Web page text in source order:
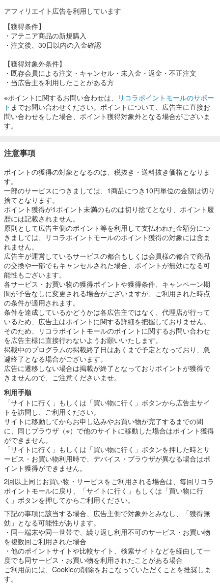
大人肌のくすみ「肌ステイン」の原因
酸素と肌表面のタンパク質が結びつく"酸化"と
余分な糖とタンパク質が結びつく"糖化"に着目し、
メイクを落とすだけでなく「肌ステイン」を分解除去して肌色を明
るくする革新的なクレンジングオイルです。
■スキンクリア クレンズ オイルの特徴
1.日本初配合の原料「ロックローズオイル」の抗酸化力で、肌ステイ
ンの原因"酸化"を浮かして除去
2.珊瑚草オイルのもつ"糖化抑制効果"により"糖化"へアプローチ
2.エイジングケアで注目を集めている「イモーテルオイル」で、肌ス
テインの発生を防ぐ
3.「アルガンオイル」で、毛穴の汚れ・角栓・過剰な皮脂を除去
4.「バオバブオイル」で、水分をキープ。メイク落としで奪われがち
マで、リラックス
■商品情報
1.お届け内容
スキンクリア クレンズ オイル 175ml（たっぷり2ヶ月分）
2オファー.価格
通常価格：1,870円（税込）（送料無料）
↓
アテニア初めての方：1,570円（税込）（送料無料）
＼さらに／
価格はそのままで、人気商品「ドレスリフト ローション」のミニボ
トル
30ml（14日分）がセットになります！
「ドレスリフト ローション」
『時計美容』の考え方で、24時間体制で美肌つくりをサポートです
るスキンケアライン
ドレスリフトの化粧水です。
肌にハリと弾力を与え、若々しい印象の表情を保ちます。
アフィリエイト広告を利用しています
【獲得条件】
・アテニア商品の新規購入
・注文後、30日以内の入金確認
【獲得対象外条件】
・既存会員による注文・キャンセル・未入金・返金・不正注文
・当広告主を利用したことがある方
※ポイントに関するお問い合わせは、
リコラポイントモールのサポー
ト までお問い合わせください。ポイントについて、広告主に直接お
問い合わせをした場合、ポイント獲得対象外となる場合がございま
す。
注意事項
ポイントの獲得の対象となるのは、税抜き・送料抜き価格となりま
す。
一部のサービスにつきましては、1商品につき10円単位の金額は切り
捨てとなります。
ポイント獲得が1ポイント未満のものは切り捨てとなり、ポイント履
歴には記載されません。
原則として広告主側のポイント等を利用して支払われた金額分につ
きましては、リコラポイントモールのポイント獲得の対象には含ま
れません。
広告主が運営しているサービスの都合もしくは会員様の都合で商品
の交換や一部でもキャンセルされた場合、ポイントが無効になる可
能性もございます。
各サービス・お買い物の獲得ポイントや獲得条件、キャンペーン期
間が予告なしに変更される場合がございますが、ご利用された時点
の条件が適用されます。
条件を達成しているかどうかは各広告主ではなく、代理店が行って
いるため、広告主はポイントに関する詳細を把握しておりません。
そのため、リコラポイントモールのポイントに関するお問い合わせ
を広告主様に直接行わないようお願いいたします。
掲載中のプログラムの掲載終了日はあくまで予定となっており、急
遽終了となる場合がございます。
広告に遷移しない場合は掲載が終了となっておりポイントが獲得で
きませんので、ご注意くださいませ。
利用手順
「サイトに行く」もしくは「買い物に行く」ボタンから広告主サイ
トを訪問し、ご利用ください。
サイトに移動してからお申し込みやお買い物が完了するまでの間
に、同じブラウザ（※）で他のサイトに移動した場合はポイント獲得
ができません。
「サイトに行く」もしくは「買い物に行く」ボタンを押した時とサ
ービス・お買い物利用時で、デバイス・ブラウザが異なる場合はポ
イント獲得ができません。
2回以上同じお買い物・サービスをご利用される場合は、毎回リコラ
ポイントモールに戻り、「サイトに行く」もしくは「買い物に行
く」ボタンを押してからご利用ください。
下記の事項に該当する場合、広告主側で対象外とみなし、「獲得無
効」となる可能性があります。
・同一端末や同一世帯で、繰り返し利用不可のサービス・お買い物
を複数回ご利用された場合
・他のポイントサイトや比較サイト、検索サイトなどを経由して一
度でも同サービス・お買い物を利用されたことがある場合
ご利用前には、Cookieの削除をおこなっていただくことを推奨しま
す。